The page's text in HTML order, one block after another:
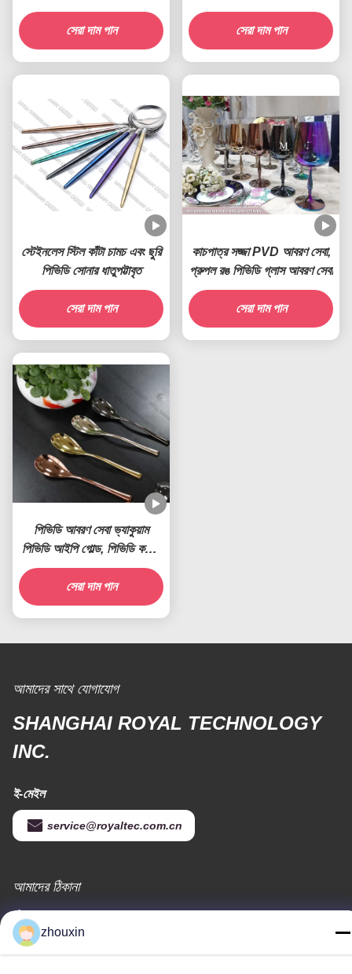
ক্যাথোডিক আর্ক Plating
সেরা দাম পান
সেরা দাম পান
স্টেইনলেস স্টিল কাঁটা চামচ এবং ছুরি
পিভিডি সোনার ধাতুপট্টাবৃত
সেরা দাম পান
কাচপাত্র সজ্জা PVD আবরণ সেবা,
প্রুপল রঙ পিভিডি গ্লাস আবরণ সেবা
সেরা দাম পান
পিভিডি আবরণ সেবা ভ্যাকুয়াম
পিভিডি আইপি গোল্ড, পিভিডি কপার,
পিভিডি ব্রাস, আইপি নীল শোভাকর
আবরণ
সেরা দাম পান
আমাদের সাথে যোগাযোগ
SHANGHAI ROYAL TECHNOLOGY
INC.
ই-মেইল
service@royaltec.com.cn
আমাদের ঠিকানা
ঠিকানা
819 # সঙওয়ে রোড (এন) সাংগাইং ইন্ডাস্ট্রিয়াল জোন, শং হাই, চীন 201613
zhouxin